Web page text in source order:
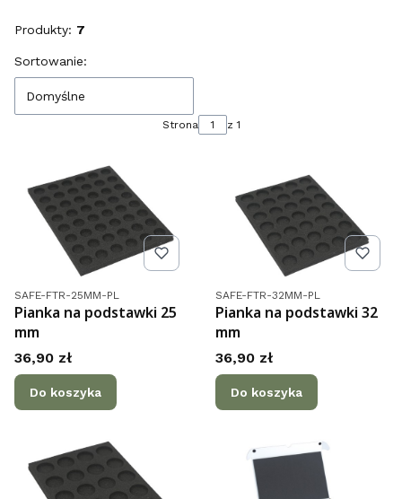
Produkty: 7
Lista produktów
Sortowanie:
Domyślne
Strona z 1
Kod produktu
SAFE-FTR-25MM-PL
Pianka na podstawki 25
mm
Cena
36,90 zł
Do koszyka
Kod produktu
SAFE-FTR-32MM-PL
Pianka na podstawki 32
mm
Cena
36,90 zł
Do koszyka